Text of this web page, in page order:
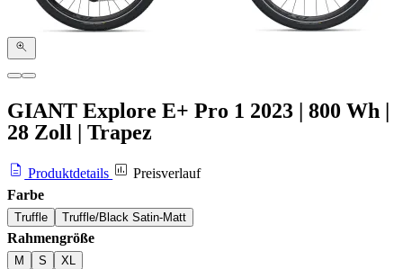
GIANT Explore E+ Pro 1 2023 | 800 Wh |
28 Zoll | Trapez
Produktdetails
Preisverlauf
Farbe
Truffle Truffle/Black Satin-Matt
Rahmengröße
M S XL